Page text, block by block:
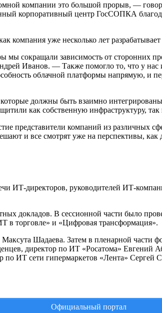
компании это большой прорыв, —
корпоративный центр ГосСОПКА
компания уже несколько лет
сокращали зависимость от сторонних
Иванов. — Также помогло то, что у нас
облачной платформы напрямую, и
должны быть взаимно
как собственную инфраструктуру,
представители компаний из различных
и все смотрят уже на перспективы,
ИТ-директоров, руководителей ИТ-
докладов. В сессионной части было
в торговле» и «Цифровая трансформация».
Шадаева. Затем в пленарной
директор по ИТ «Росатома»
по ИТ сети гипермаркетов «Лента»
Официальный портал